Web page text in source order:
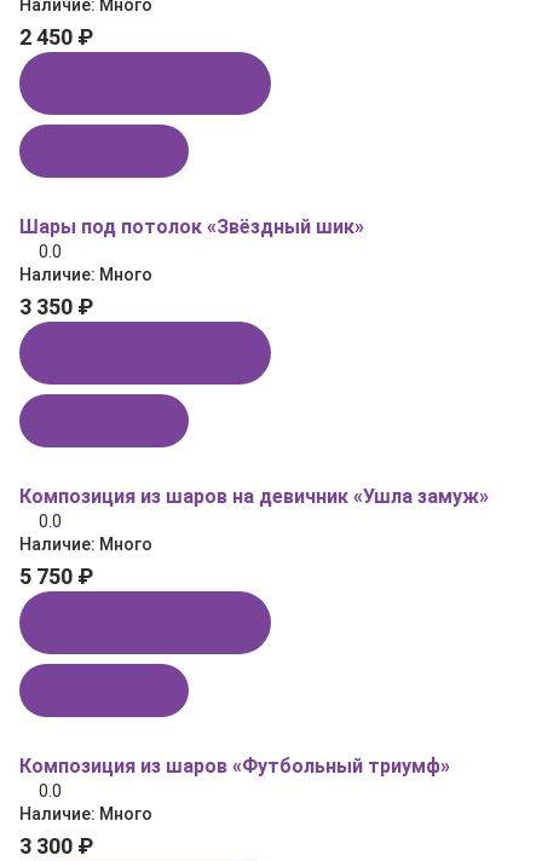
Наличие: Много
2 450 ₽
Шары под потолок «Звёздный шик»
0.0
Наличие: Много
3 350 ₽
Композиция из шаров на девичник «Ушла замуж»
0.0
Наличие: Много
5 750 ₽
Композиция из шаров «Футбольный триумф»
0.0
Наличие: Много
3 300 ₽